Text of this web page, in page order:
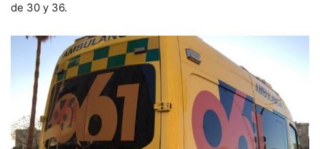
de 30 y 36.